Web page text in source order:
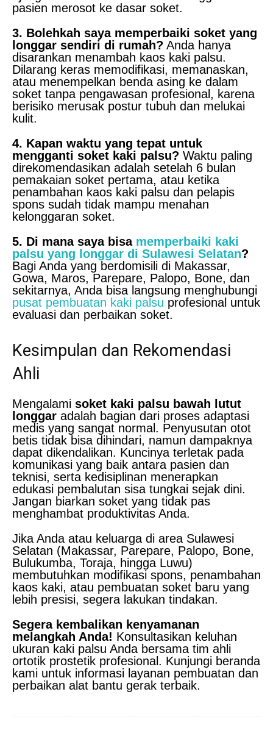
pasien merosot ke dasar soket.
3. Bolehkah saya memperbaiki soket yang
longgar sendiri di rumah? Anda hanya
disarankan menambah kaos kaki palsu.
Dilarang keras memodifikasi, memanaskan,
atau menempelkan benda asing ke dalam
soket tanpa pengawasan profesional, karena
berisiko merusak postur tubuh dan melukai
kulit.
4. Kapan waktu yang tepat untuk
mengganti soket kaki palsu? Waktu paling
direkomendasikan adalah setelah 6 bulan
pemakaian soket pertama, atau ketika
penambahan kaos kaki palsu dan pelapis
spons sudah tidak mampu menahan
kelonggaran soket.
5. Di mana saya bisa memperbaiki kaki
palsu yang longgar di Sulawesi Selatan?
Bagi Anda yang berdomisili di Makassar,
Gowa, Maros, Parepare, Palopo, Bone, dan
sekitarnya, Anda bisa langsung menghubungi
pusat pembuatan kaki palsu profesional untuk
evaluasi dan perbaikan soket.
Kesimpulan dan Rekomendasi
Ahli
Mengalami soket kaki palsu bawah lutut
longgar adalah bagian dari proses adaptasi
medis yang sangat normal. Penyusutan otot
betis tidak bisa dihindari, namun dampaknya
dapat dikendalikan. Kuncinya terletak pada
komunikasi yang baik antara pasien dan
teknisi, serta kedisiplinan menerapkan
edukasi pembalutan sisa tungkai sejak dini.
Jangan biarkan soket yang tidak pas
menghambat produktivitas Anda.
Jika Anda atau keluarga di area Sulawesi
Selatan (Makassar, Parepare, Palopo, Bone,
Bulukumba, Toraja, hingga Luwu)
membutuhkan modifikasi spons, penambahan
kaos kaki, atau pembuatan soket baru yang
lebih presisi, segera lakukan tindakan.
Segera kembalikan kenyamanan
melangkah Anda! Konsultasikan keluhan
ukuran kaki palsu Anda bersama tim ahli
ortotik prostetik profesional. Kunjungi beranda
kami untuk informasi layanan pembuatan dan
perbaikan alat bantu gerak terbaik.